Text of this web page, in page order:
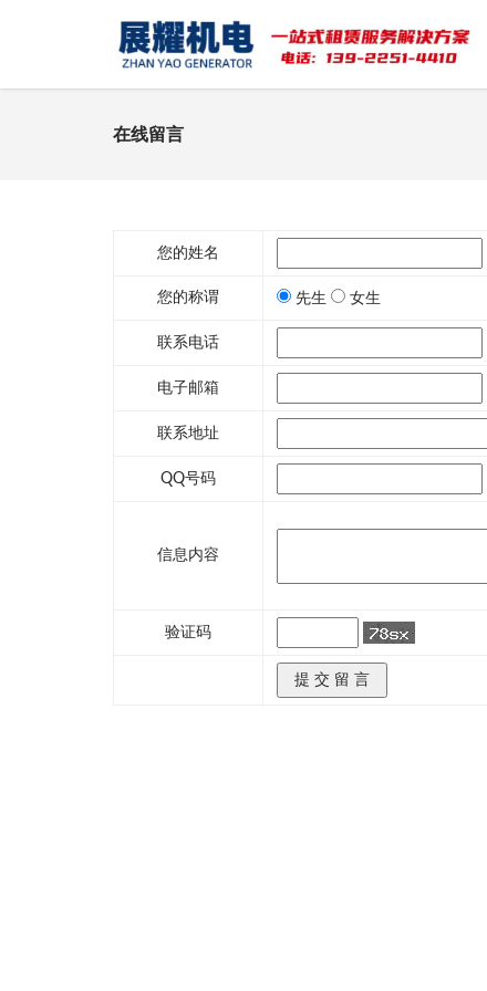
在线留言
您的姓名
您的称谓 先生 女生
联系电话
电子邮箱
联系地址
QQ号码
信息内容
验证码